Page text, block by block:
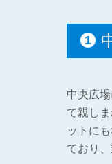
中央広
て親し
ットに
ており